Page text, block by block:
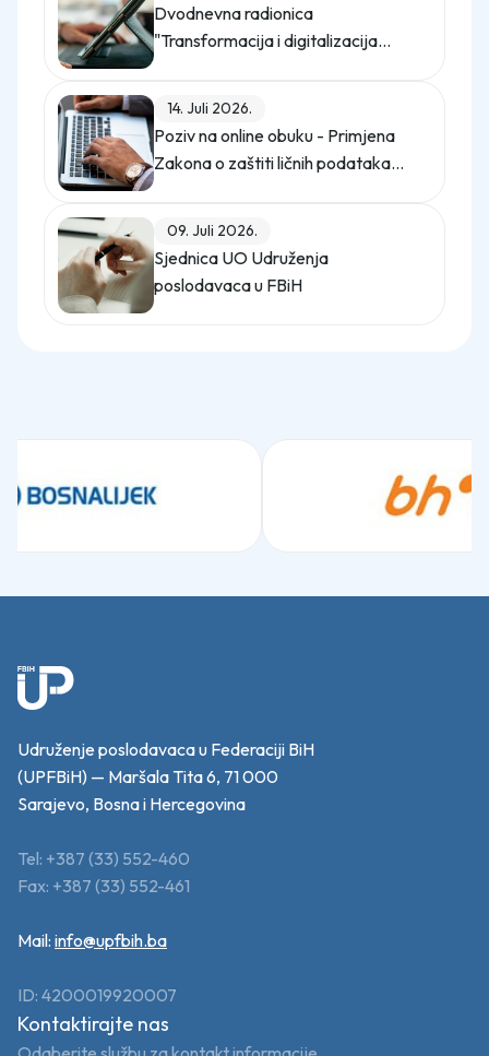
Dvodnevna radionica
"Transformacija i digitalizacija
14. Juli 2026.
Poziv na online obuku - Primjena
Zakona o zaštiti ličnih podataka
09. Juli 2026.
Sjednica UO Udruženja
poslodavaca u FBiH
Udruženje poslodavaca u Federaciji BiH
(UPFBiH) — Maršala Tita 6, 71 000
Sarajevo, Bosna i Hercegovina
Tel: +387 (33) 552-460
Fax: +387 (33) 552-461
Mail: info@upfbih.ba
ID: 4200019920007
Kontaktirajte nas